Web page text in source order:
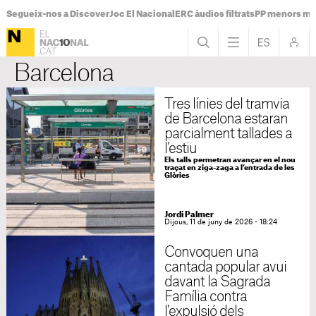
Segueix-nos a DiscoverJoc El Nacional ERC àudios filtratsPP menors
Barcelona
Tres línies del tramvia
de Barcelona estaran
parcialment tallades a
l’estiu
Els talls permetran avançar en el nou
traçat en ziga-zaga a l’entrada de les
Glòries
Jordi Palmer
Dijous, 11 de juny de 2026 - 18:24
Convoquen una
cantada popular avui
davant la Sagrada
Família contra
l'expulsió dels